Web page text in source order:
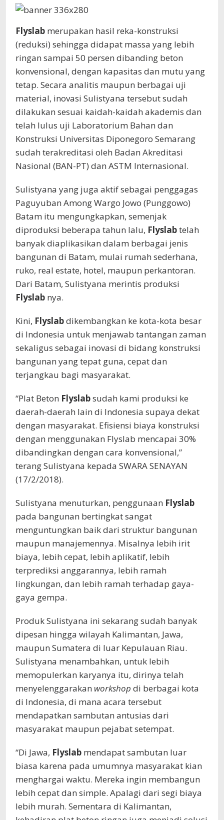
Flyslab merupakan hasil reka-konstruksi
(reduksi) sehingga didapat massa yang lebih
ringan sampai 50 persen dibanding beton
konvensional, dengan kapasitas dan mutu yang
tetap. Secara analitis maupun berbagai uji
material, inovasi Sulistyana tersebut sudah
dilakukan sesuai kaidah-kaidah akademis dan
telah lulus uji Laboratorium Bahan dan
Konstruksi Universitas Diponegoro Semarang
sudah terakreditasi oleh Badan Akreditasi
Nasional (BAN-PT) dan ASTM Internasional.
Sulistyana yang juga aktif sebagai penggagas
Paguyuban Among Wargo Jowo (Punggowo)
Batam itu mengungkapkan, semenjak
diproduksi beberapa tahun lalu, Flyslabtelah
banyak diaplikasikan dalam berbagai jenis
bangunan di Batam, mulai rumah sederhana,
ruko, real estate, hotel, maupun perkantoran.
Dari Batam, Sulistyana merintis produksi
Flyslab nya.
Kini, Flyslabdikembangkan ke kota-kota besar
di Indonesia untuk menjawab tantangan zaman
sekaligus sebagai inovasi di bidang konstruksi
bangunan yang tepat guna, cepat dan
terjangkau bagi masyarakat.
“Plat Beton Flyslabsudah kami produksi ke
daerah-daerah lain di Indonesia supaya dekat
dengan masyarakat. Efisiensi biaya konstruksi
dengan menggunakan Flyslab mencapai 30%
dibandingkan dengan cara konvensional,”
terang Sulistyana kepada SWARA SENAYAN
(17/2/2018).
Sulistyana menuturkan, penggunaan Flyslab
pada bangunan bertingkat sangat
menguntungkan baik dari struktur bangunan
maupun manajemennya. Misalnya lebih irit
biaya, lebih cepat, lebih aplikatif, lebih
terprediksi anggarannya, lebih ramah
lingkungan, dan lebih ramah terhadap gaya-
gaya gempa.
Produk Sulistyana ini sekarang sudah banyak
dipesan hingga wilayah Kalimantan, Jawa,
maupun Sumatera di luar Kepulauan Riau.
Sulistyana menambahkan, untuk lebih
memopulerkan karyanya itu, dirinya telah
menyelenggarakan workshop di berbagai kota
di Indonesia, di mana acara tersebut
mendapatkan sambutan antusias dari
masyarakat maupun pejabat setempat.
“Di Jawa, Flyslab mendapat sambutan luar
biasa karena pada umumnya masyarakat kian
menghargai waktu. Mereka ingin membangun
lebih cepat dan simple. Apalagi dari segi biaya
lebih murah. Sementara di Kalimantan,